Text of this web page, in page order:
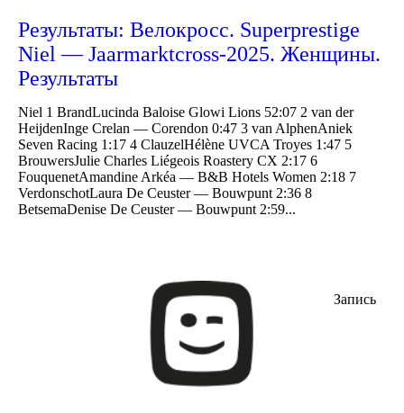
Результаты: Велокросс. Superprestige
Niel — Jaarmarktcross-2025. Женщины.
Результаты
Niel 1 BrandLucinda Baloise Glowi Lions 52:07 2 van der
HeijdenInge Crelan — Corendon 0:47 3 van AlphenAniek
Seven Racing 1:17 4 ClauzelHélène UVCA Troyes 1:47 5
BrouwersJulie Charles Liégeois Roastery CX 2:17 6
FouquenetAmandine Arkéa — B&B Hotels Women 2:18 7
VerdonschotLaura De Ceuster — Bouwpunt 2:36 8
BetsemaDenise De Ceuster — Bouwpunt 2:59...
Запись